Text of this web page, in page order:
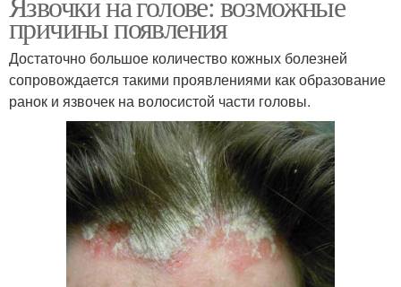
причины появления
Достаточно большое количество кожных болезней
сопровождается такими проявлениями как образование
ранок и язвочек на волосистой части головы.